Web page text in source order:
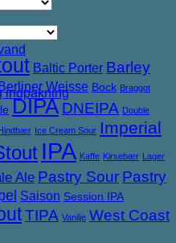
indpakning
Baltic Porter Barley
Berliner Weisse Bock Braggot
DIPA DNEIPA Double
Ice Cream Sour Imperial
IPA Kaffe Kirsebær Lager
Ale Pastry Sour Pastry
Saison Session IPA
TIPA Vanilje West Coast